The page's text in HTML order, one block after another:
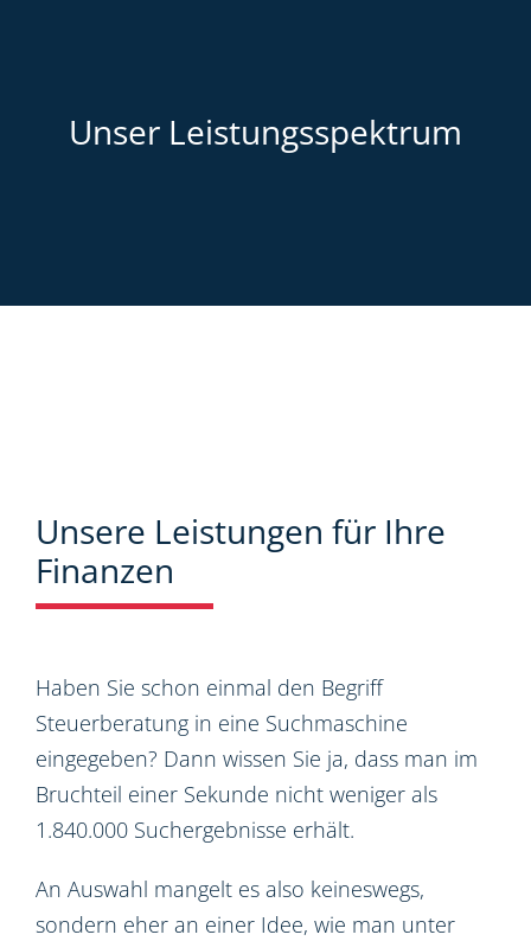
Unser Leistungsspektrum
Unsere Leistungen für Ihre
Finanzen
Haben Sie schon einmal den Begriff
Steuerberatung in eine Suchmaschine
eingegeben? Dann wissen Sie ja, dass man im
Bruchteil einer Sekunde nicht weniger als
1.840.000 Suchergebnisse erhält.
An Auswahl mangelt es also keineswegs,
sondern eher an einer Idee, wie man unter